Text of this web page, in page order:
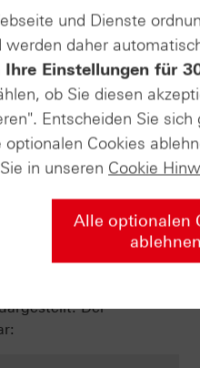
notierte zeitweise
bzw.
von DAX®, DAX®-
Der
und Dienste
daher
Einstellungen für
ob Sie diesen
Entscheiden Sie sich
Cookies
in unseren Cookie
Alle optionalen
ablehnen